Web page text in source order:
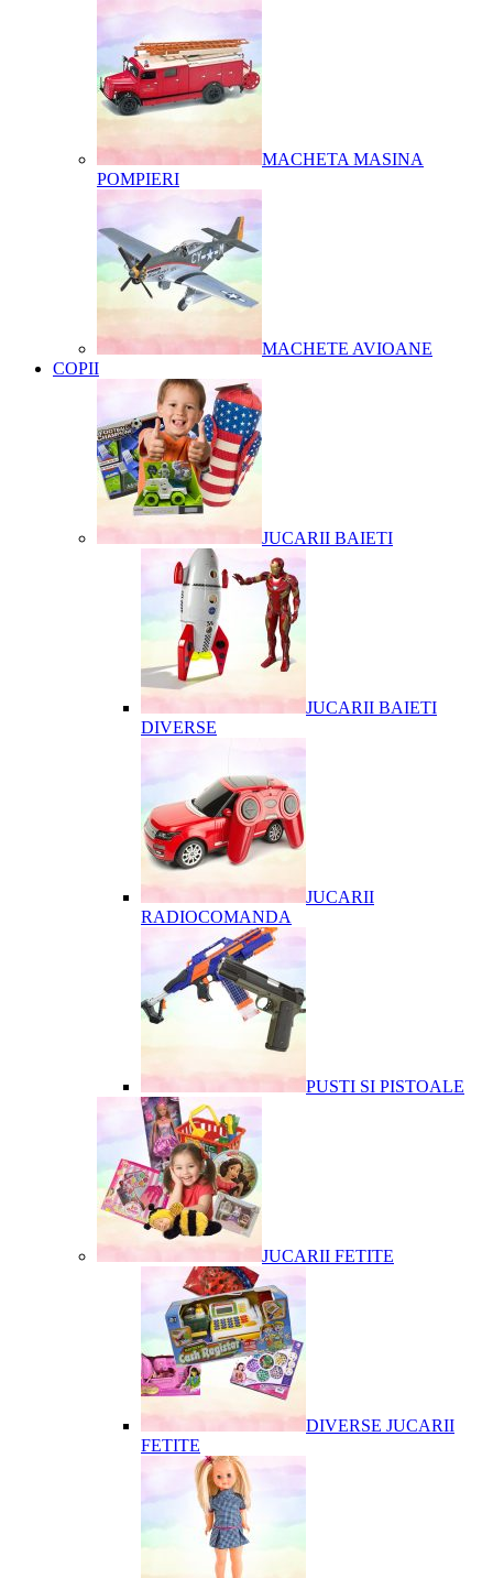
MACHETA MASINA
POMPIERI
MACHETE AVIOANE
COPII
JUCARII BAIETI
JUCARII BAIETI
DIVERSE
JUCARII
RADIOCOMANDA
PUSTI SI PISTOALE
JUCARII FETITE
DIVERSE JUCARII
FETITE